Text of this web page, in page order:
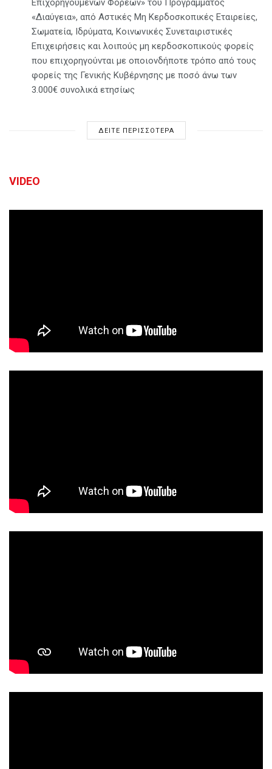
Επιχορηγούμενων Φορέων» του Προγράμματος
«Διαύγεια», από Αστικές Μη Κερδοσκοπικές Εταιρείες,
Σωματεία, Ιδρύματα, Κοινωνικές Συνεταιριστικές
Επιχειρήσεις και λοιπούς μη κερδοσκοπικούς φορείς
που επιχορηγούνται με οποιονδήποτε τρόπο από τους
φορείς της Γενικής Κυβέρνησης με ποσό άνω των
3.000€ συνολικά ετησίως
ΔΕΙΤΕ ΠΕΡΙΣΣΟΤΕΡΑ
VIDEO